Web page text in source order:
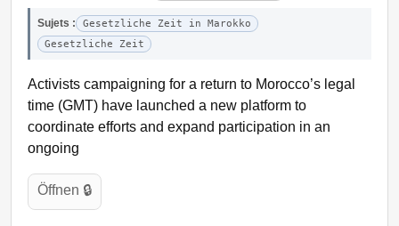
Sujets :
Gesetzliche Zeit in Marokko
Gesetzliche Zeit
Activists campaigning for a return to Morocco’s legal
time (GMT) have launched a new platform to
coordinate efforts and expand participation in an
ongoing
Öffnen 🔒